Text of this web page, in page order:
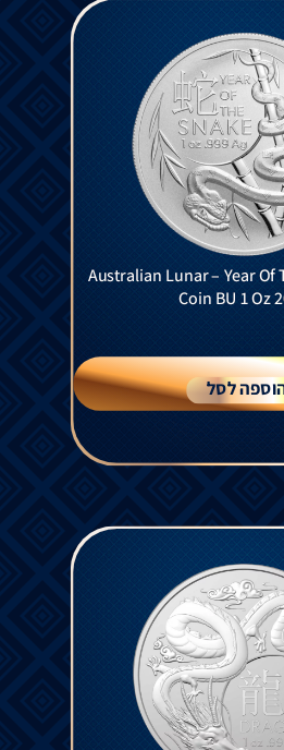
Australian Lunar – Year Of
Coin BU 1 Oz
לסל